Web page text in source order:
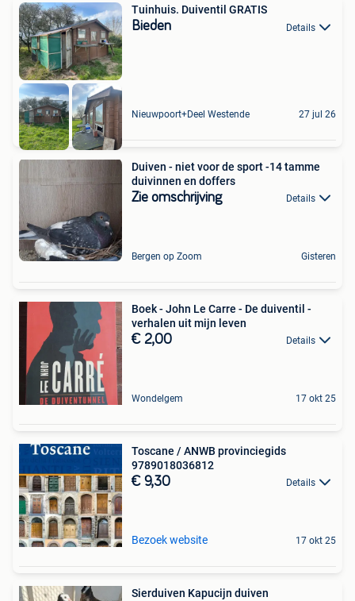
Tuinhuis. Duiventil GRATIS
Bieden Details
Nieuwpoort+Deel Westende 27 jul 26
Duiven - niet voor de sport -14 tamme
duivinnen en doffers
Zie omschrijving Details
Bergen op Zoom Gisteren
Boek - John Le Carre - De duiventil -
verhalen uit mijn leven
€ 2,00 Details
Wondelgem 17 okt 25
Toscane / ANWB provinciegids
9789018036812
€ 9,30 Details
Bezoek website 17 okt 25
Sierduiven Kapucijn duiven